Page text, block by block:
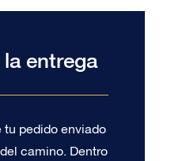
entrega
tu pedido enviado
camino. Dentro